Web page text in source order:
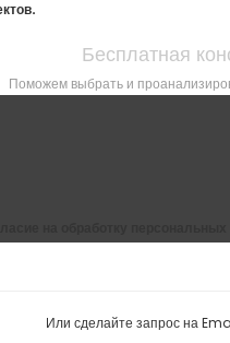
Бесплатная
Поможем выбрать и
Или сделайте запрос на